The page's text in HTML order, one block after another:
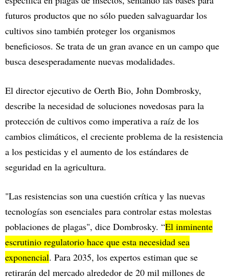
futuros productos que no sólo pueden salvaguardar los
cultivos sino también proteger los organismos
beneficiosos. Se trata de un gran avance en un campo que
busca desesperadamente nuevas modalidades.
El director ejecutivo de Oerth Bio, John Dombrosky,
describe la necesidad de soluciones novedosas para la
protección de cultivos como imperativa a raíz de los
cambios climáticos, el creciente problema de la resistencia
a los pesticidas y el aumento de los estándares de
seguridad en la agricultura.
"Las resistencias son una cuestión crítica y las nuevas
tecnologías son esenciales para controlar estas molestas
poblaciones de plagas", dice Dombrosky. “El inminente
escrutinio regulatorio hace que esta necesidad sea
exponencial. Para 2035, los expertos estiman que se
retirarán del mercado alrededor de 20 mil millones de